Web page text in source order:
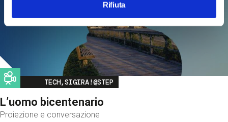
Rifiuta
Image
TECH,SIGIRA!@STEP
L’uomo bicentenario
Proiezione e conversazione